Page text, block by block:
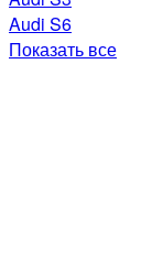
Audi S6
Показать все